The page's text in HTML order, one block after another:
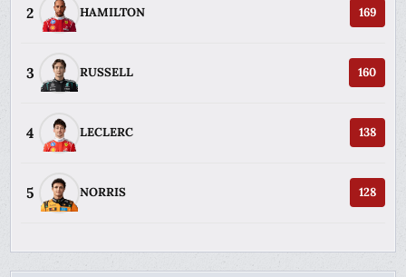
2 HAMILTON 169
3 RUSSELL 160
4 LECLERC 138
5 NORRIS 128